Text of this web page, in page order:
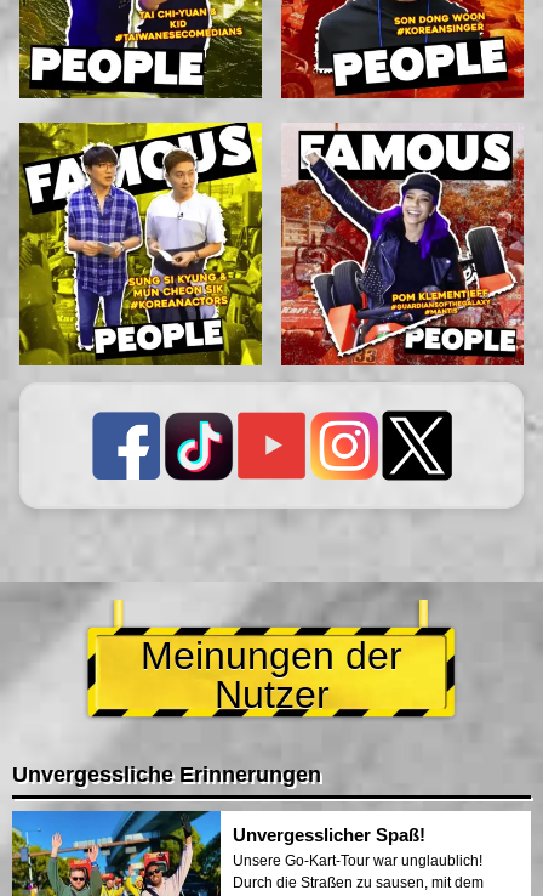
Meinungen der
Nutzer
Unvergessliche Erinnerungen
Unvergesslicher Spaß!
Unsere Go-Kart-Tour war unglaublich!
Durch die Straßen zu sausen, mit dem